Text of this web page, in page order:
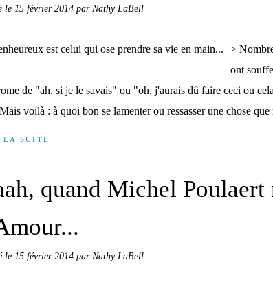
le 15 février 2014 par Nathy LaBell
>
ont
de "ah, si je le savais" ou "oh, j'aurais dû faire ceci ou
voilà : à quoi bon se lamenter ou ressasser une chose que
LA SUITE
quand Michel Poulaert
le 15 février 2014 par Nathy LaBell